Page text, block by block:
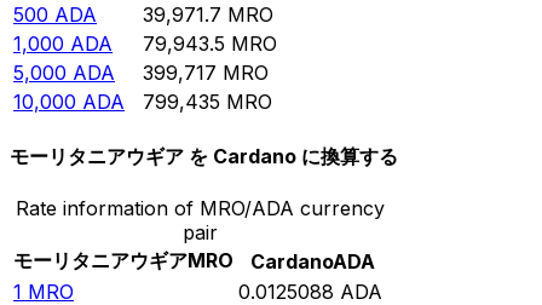
500 ADA 39,971.7 MRO
1,000 ADA 79,943.5 MRO
5,000 ADA 399,717 MRO
10,000 ADA 799,435 MRO
モーリタニアウギア を Cardano に換算する
Rate information of MRO/ADA currency
pair
モーリタニアウギアMRO CardanoADA
1 MRO 0.0125088 ADA